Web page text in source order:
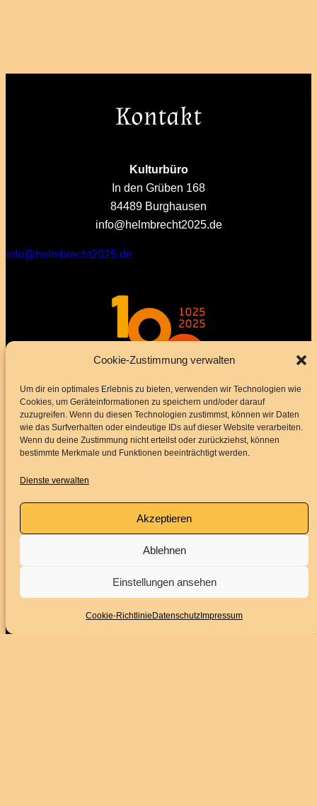
Cookie-Zustimmung verwalten
Um dir ein optimales Erlebnis zu bieten, verwenden wir Technologien wie
Cookies, um Geräteinformationen zu speichern und/oder darauf
zuzugreifen. Wenn du diesen Technologien zustimmst, können wir Daten
wie das Surfverhalten oder eindeutige IDs auf dieser Website verarbeiten.
Wenn du deine Zustimmung nicht erteilst oder zurückziehst, können
bestimmte Merkmale und Funktionen beeinträchtigt werden.
Dienste verwalten
Akzeptieren
Ablehnen
Einstellungen ansehen
Cookie-Richtlinie Datenschutz Impressum
Kontakt
Kulturbüro
In den Grüben 168
84489 Burghausen
info@helmbrecht2025.de
info@helmbrecht2025.de
Impressum
Datenschutz